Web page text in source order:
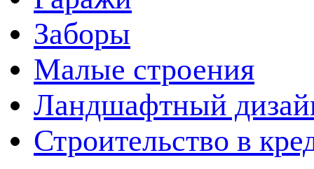
Заборы
Малые строения
Ландшафтный
Строительство в